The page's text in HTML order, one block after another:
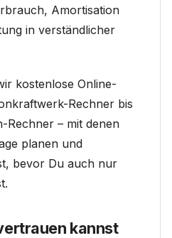
Amortisation
in verständlicher
kostenlose Online-
Rechner bis
Rechner – mit denen
planen und
bevor Du auch nur
kannst